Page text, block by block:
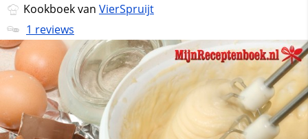
Kookboek van VierSpruijt
1 reviews